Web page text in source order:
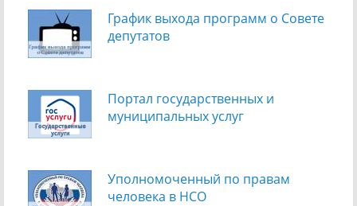
График выхода программ о Cовете
депутатов
Портал государственных и
муниципальных услуг
Уполномоченный по правам
человека в НСО